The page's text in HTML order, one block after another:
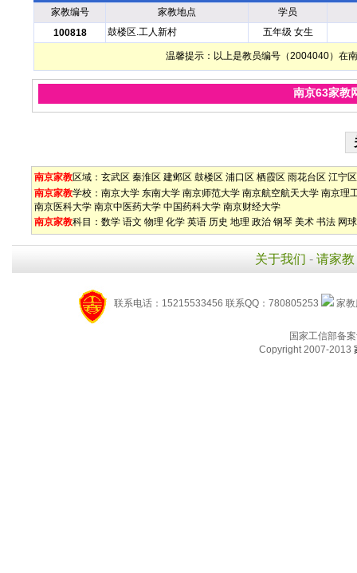
家教编号 家教地点
学员
100818
鼓楼区.工人新村 五年级 女生
温馨提示：以上是教员编号（2004040）在
南京63家教
南京家教区域： 玄武区 秦淮区 建邺区 鼓楼区 浦口区 栖霞区 雨花台区 江宁区
南京家教学校： 南京大学 东南大学 南京师范大学 南京航空航天大学 南京理
南京医科大学 南京中医药大学 中国药科大学 南京财经大学
南京家教科目： 数学 语文 物理 化学 英语 历史 地理 政治 钢琴 美术 书法 网球
关于我们 - 请家教
联系电话：15215533456 联系QQ：780805253 家
国家工信部备
Copyright 2007-2013